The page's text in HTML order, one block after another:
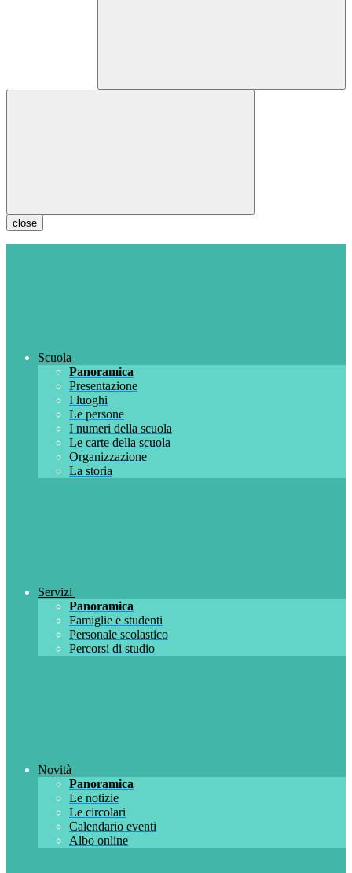
close
Scuola
Panoramica
Presentazione
I luoghi
Le persone
I numeri della scuola
Le carte della scuola
Organizzazione
La storia
Servizi
Panoramica
Famiglie e studenti
Personale scolastico
Percorsi di studio
Novità
Panoramica
Le notizie
Le circolari
Calendario eventi
Albo online